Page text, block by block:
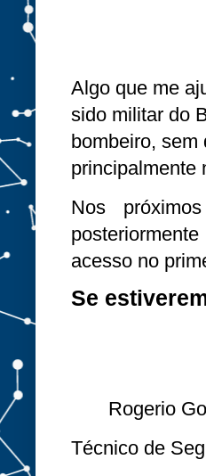
Algo que me
sido militar do
bombeiro,
principalmente
Nos
acesso no
Se
Rogerio
Técnico de